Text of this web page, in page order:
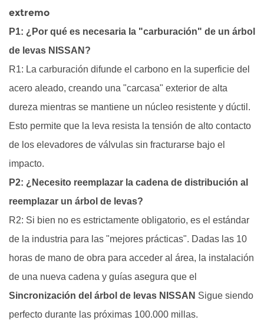
extremo
P1: ¿Por qué es necesaria la "carburación" de un árbol
de levas NISSAN?
R1: La carburación difunde el carbono en la superficie del
acero aleado, creando una "carcasa" exterior de alta
dureza mientras se mantiene un núcleo resistente y dúctil.
Esto permite que la leva resista la tensión de alto contacto
de los elevadores de válvulas sin fracturarse bajo el
impacto.
P2: ¿Necesito reemplazar la cadena de distribución al
reemplazar un árbol de levas?
R2: Si bien no es estrictamente obligatorio, es el estándar
de la industria para las "mejores prácticas". Dadas las 10
horas de mano de obra para acceder al área, la instalación
de una nueva cadena y guías asegura que el
Sincronización del árbol de levas NISSAN Sigue siendo
perfecto durante las próximas 100.000 millas.